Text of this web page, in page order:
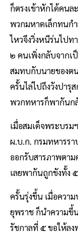
ก็ตรงเข้าหักได้คน
พวกมหาดเล็กทนกำ
ไหวจึงวิ่งหนีร่นไป
๒ คนเพิ่งกลับจากเ
สมทบกับนายของต
ครั้นไล่ไปถึงวังปารุ
พวกทหารก็พากันก
เมื่อสมเด็จพระบรม
ผ.บ.ก. กรมทหารร
ออกรับสารภาพตาม
เลยพากันถูกขังทั้ง
ครั้นรุ่งขึ้น เมื่อควา
ยุพราช ก็นำความขึ้
รัชกาลที่ ๕ ขอให้ล